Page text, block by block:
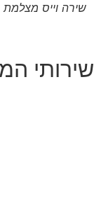
מצלמת מהבטן
המשרד